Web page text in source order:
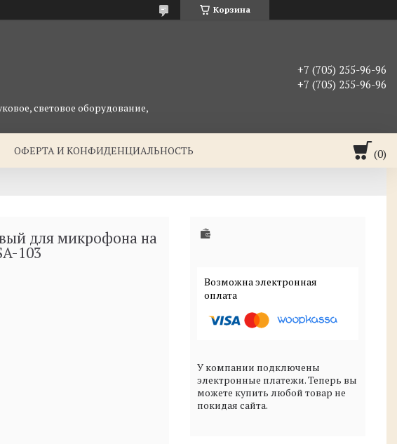
Корзина
световое оборудование,
+7 (705) 255-96-96
+7 (705) 255-96-96
ОФЕРТА И КОНФИДЕНЦИАЛЬНОСТЬ
для микрофона на
103
У компании подключены
электронные платежи. Теперь вы
можете купить любой товар не
покидая сайта.